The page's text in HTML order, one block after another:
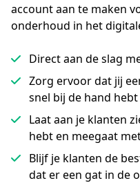
account aan te maken
onderhoud in het
Direct aan de slag
Zorg ervoor dat jij
snel bij de hand
Laat aan je klanten
hebt en meegaat
Blijf je klanten de
dat er een gat in de